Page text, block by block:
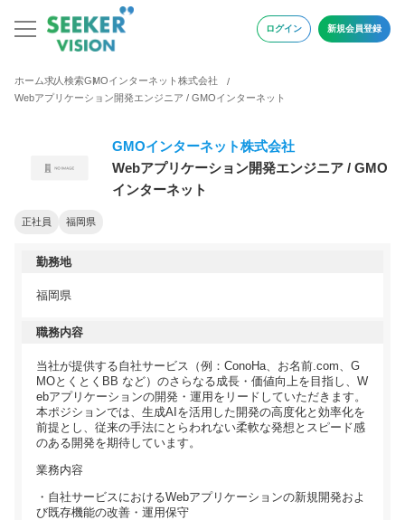
ログイン 新規会員登録
ホーム求人検索GMOインターネット株式会社
Webアプリケーション開発エンジニア / GMOインターネット
GMOインターネット株式会社
Webアプリケーション開発エンジニア / GMO
インターネット
正社員 福岡県
勤務地
福岡県
職務内容
当社が提供する自社サービス（例：ConoHa、お名前.com、G
MOとくとくBB など）のさらなる成長・価値向上を目指し、W
ebアプリケーションの開発・運用をリードしていただきます。
本ポジションでは、生成AIを活用した開発の高度化と効率化を
前提とし、従来の手法にとらわれない柔軟な発想とスピード感
のある開発を期待しています。
業務内容
・自社サービスにおけるWebアプリケーションの新規開発およ
び既存機能の改善・運用保守